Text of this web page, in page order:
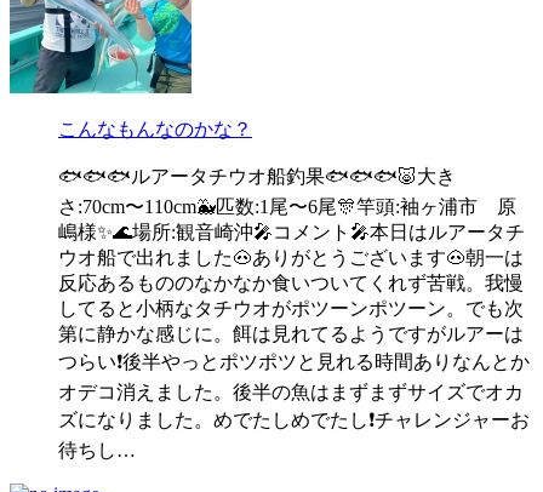
こんなもんなのかな？
🐟🐟🐟ルアータチウオ船釣果🐟🐟🐟🐷大き
さ:70cm〜110cm🐳匹数:1尾〜6尾🎊竿頭:袖ヶ浦市 原
嶋様✨🌊場所:観音崎沖🎤コメント🎤本日はルアータチ
ウオ船で出れました🐽ありがとうございます🐽朝一は
反応あるもののなかなか食いついてくれず苦戦。我慢
してると小柄なタチウオがポツーンポツーン。でも次
第に静かな感じに。餌は見れてるようですがルアーは
つらい❗️後半やっとポツポツと見れる時間ありなんとか
オデコ消えました。後半の魚はまずまずサイズでオカ
ズになりました。めでたしめでたし❗️チャレンジャーお
待ちし…